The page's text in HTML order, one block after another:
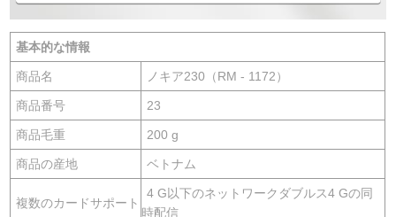
基本的な情報
商品名 ノキア230（RM - 1172）
商品番号 23
商品毛重 200 g
商品の産地 ベトナム
複数のカードサポート
4 G以下のネットワークダブルス4 Gの同
時配信